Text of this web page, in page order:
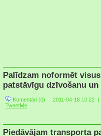
Palīdzam noformēt
patstāvīgu dzīvošanu un
Komentāri (0) | 2011-04-18 10:22 |
TweetMe
Piedāvājam transporta